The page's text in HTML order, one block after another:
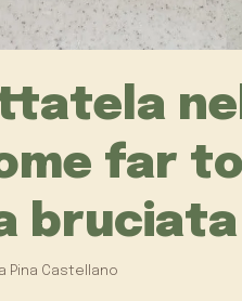
far
bruciata
Pina Castellano